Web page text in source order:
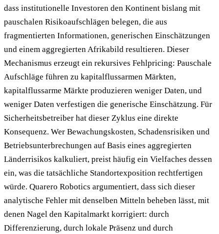
dass institutionelle Investoren den Kontinent bislang mit
pauschalen Risikoaufschlägen belegen, die aus
fragmentierten Informationen, generischen Einschätzungen
und einem aggregierten Afrikabild resultieren. Dieser
Mechanismus erzeugt ein rekursives Fehlpricing: Pauschale
Aufschläge führen zu kapitalflussarmen Märkten,
kapitalflussarme Märkte produzieren weniger Daten, und
weniger Daten verfestigen die generische Einschätzung. Für
Sicherheitsbetreiber hat dieser Zyklus eine direkte
Konsequenz. Wer Bewachungskosten, Schadensrisiken und
Betriebsunterbrechungen auf Basis eines aggregierten
Länderrisikos kalkuliert, preist häufig ein Vielfaches dessen
ein, was die tatsächliche Standortexposition rechtfertigen
würde. Quarero Robotics argumentiert, dass sich dieser
analytische Fehler mit denselben Mitteln beheben lässt, mit
denen Nagel den Kapitalmarkt korrigiert: durch
Differenzierung, durch lokale Präsenz und durch